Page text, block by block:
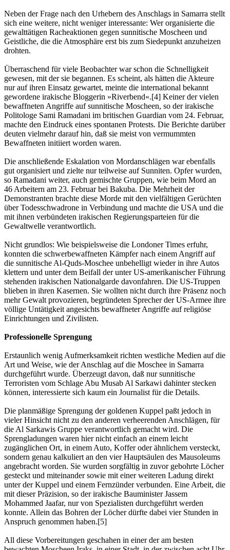
Neben der Frage nach den Urhebern des Anschlags in Samarra stellt
sich eine weitere, nicht weniger interessante: Wer organisierte die
gewalttätigen Racheaktionen gegen sunnitische Moscheen und
Geistliche, die die Atmosphäre erst bis zum Siedepunkt anzuheizen
drohten.
Überraschend für viele Beobachter war schon die Schnelligkeit
gewesen, mit der sie begannen. Es scheint, als hätten die Akteure
nur auf ihren Einsatz gewartet, meinte die international bekannt
gewordene irakische Bloggerin »Riverbend«.[4] Keiner der vielen
bewaffneten Angriffe auf sunnitische Moscheen, so der irakische
Politologe Sami Ramadani im britischen Guardian vom 24. Februar,
machte den Eindruck eines spontanen Protests. Die Berichte darüber
deuten vielmehr darauf hin, daß sie meist von vermummten
Bewaffneten initiiert worden waren.
Die anschließende Eskalation von Mordanschlägen war ebenfalls
gut organisiert und zielte nur teilweise auf Sunniten. Opfer wurden,
so Ramadani weiter, auch gemischte Gruppen, wie beim Mord an
46 Arbeitern am 23. Februar bei Bakuba. Die Mehrheit der
Demonstranten brachte diese Morde mit den vielfältigen Gerüchten
über Todesschwadrone in Verbindung und machte die USA und die
mit ihnen verbündeten irakischen Regierungsparteien für die
Gewaltwelle verantwortlich.
Nicht grundlos: Wie beispielsweise die Londoner Times erfuhr,
konnten die schwerbewaffneten Kämpfer nach einem Angriff auf
die sunnitische Al-Quds-Moschee unbehelligt wieder in ihre Autos
klettern und unter dem Beifall der unter US-amerikanischer Führung
stehenden irakischen Nationalgarde davonfahren. Die US-Truppen
blieben in ihren Kasernen. Sie wollten nicht durch ihre Präsenz noch
mehr Gewalt provozieren, begründeten Sprecher der US-Armee ihre
völlige Untätigkeit angesichts bewaffneter Angriffe auf religiöse
Einrichtungen und Zivilisten.
Professionelle Sprengung
Erstaunlich wenig Aufmerksamkeit richten westliche Medien auf die
Art und Weise, wie der Anschlag auf die Moschee in Samarra
durchgeführt wurde. Überzeugt davon, daß nur sunnitische
Terroristen vom Schlage Abu Musab Al Sarkawi dahinter stecken
können, interessierte sich kaum ein Journalist für die Details.
Die planmäßige Sprengung der goldenen Kuppel paßt jedoch in
vieler Hinsicht nicht zu den anderen verheerenden Anschlägen, für
die Al Sarkawis Gruppe verantwortlich gemacht wird. Die
Sprengladungen waren hier nicht einfach an einem leicht
zugänglichen Ort, in einem Auto, Koffer oder ähnlichem versteckt,
sondern genau kalkuliert an den vier Hauptsäulen des Mausoleums
angebracht worden. Sie wurden sorgfältig in zuvor gebohrte Löcher
gesteckt und miteinander sowie mit einer weiteren Ladung direkt
unter der Kuppel und einem Fernzünder verbunden. Eine Arbeit, die
mit dieser Präzision, so der irakische Bauminister Jassem
Mohammed Jaafar, nur von Spezialisten durchgeführt werden
konnte. Allein das Bohren der Löcher dürfte dabei vier Stunden in
Anspruch genommen haben.[5]
All diese Vorbereitungen geschahen in einer der am besten